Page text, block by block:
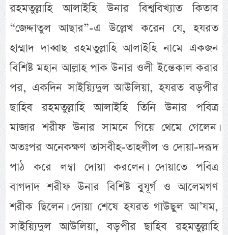
রহমতুল্লাহি আলাইহি উনার বিশ্ববিখ্যাত কিতাব
“জেদ্দাতুল আছার”-এ উল্লেখ করেন যে, হযরত
হাম্মাদ দাব্বাছ রহমতুল্লাহি আলাইহি নামে একজন
বিশিষ্ট মহান আল্লাহ পাক উনার ওলী ইন্তেকাল করার
পর, একদিন সাইয়্যিদুল আউলিয়া, হযরত বড়পীর
ছাহিব রহমতুল্লাহি আলাইহি তিনি উনার পবিত্র
মাজার শরীফ উনার সামনে গিয়ে থেমে গেলেন।
অতঃপর অনেকক্ষণ তাসবীহ-তাহলীল ও দোয়া-দরূদ
পাঠ করে লম্বা দোয়া করলেন। দোয়াতে পবিত্র
বাগদাদ শরীফ উনার বিশিষ্ট বুযূর্গ ও আলেমগণ
শরীক ছিলেন। দোয়া শেষে হযরত গাউছুল আ’যম,
সাইয়্যিদুল আউলিয়া, বড়পীর ছাহিব রহমতুল্লাহি